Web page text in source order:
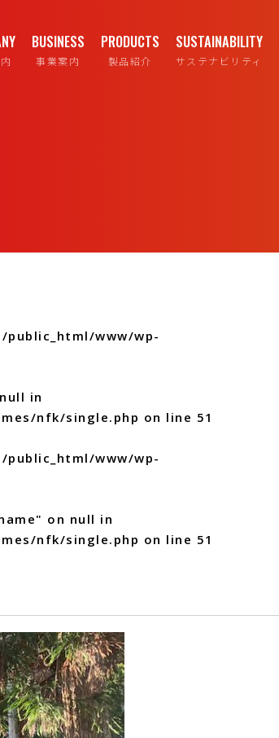
BUSINESS
事業案内
PRODUCTS
製品紹介
SUSTAINABILITY
サステナビリティ
public_html/www/wp-
in
nfk/single.php on line 51
public_html/www/wp-
on null in
nfk/single.php on line 51